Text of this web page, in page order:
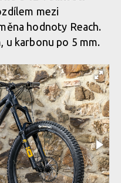
mezi
hodnoty Reach.
u karbonu po 5 mm.